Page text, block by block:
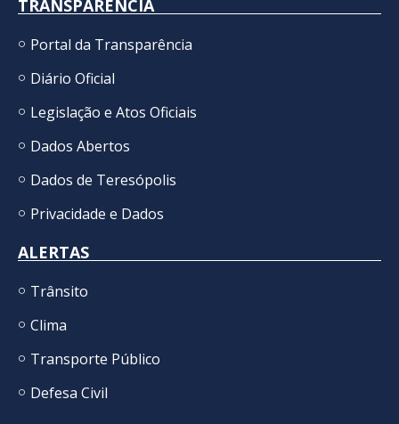
TRANSPARÊNCIA
Portal da Transparência
Diário Oficial
Legislação e Atos Oficiais
Dados Abertos
Dados de Teresópolis
Privacidade e Dados
ALERTAS
Trânsito
Clima
Transporte Público
Defesa Civil